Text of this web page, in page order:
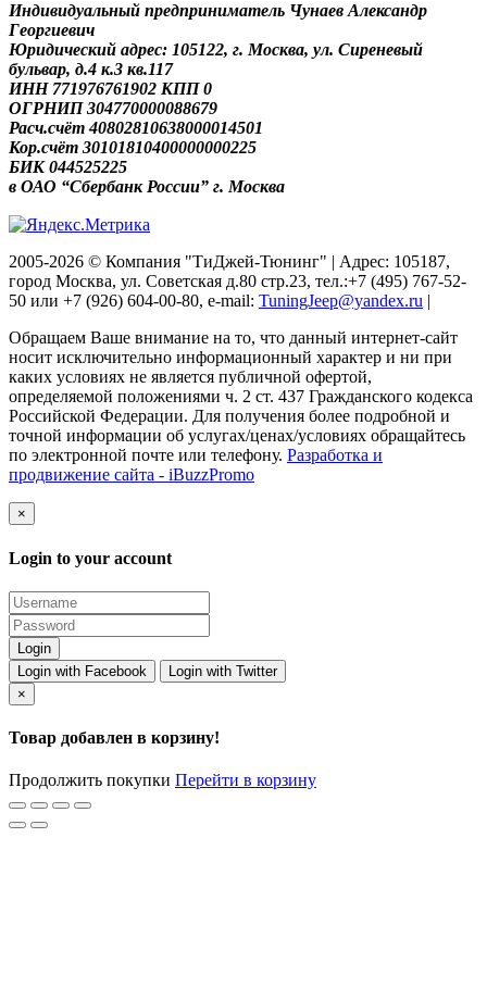
Индивидуальный предприниматель Чунаев Александр
Георгиевич
Юридический адрес: 105122, г. Москва, ул. Сиреневый
бульвар, д.4 к.3 кв.117
ИНН 771976761902 КПП 0
ОГРНИП 304770000088679
Расч.счёт 40802810638000014501
Кор.счёт 30101810400000000225
БИК 044525225
в ОАО “Сбербанк России” г. Москва
2005-2026 © Компания "ТиДжей-Тюнинг" | Адрес: 105187,
город Москва, ул. Советская д.80 стр.23, тел.:+7 (495) 767-52-
50 или +7 (926) 604-00-80, e-mail: TuningJeep@yandex.ru |
Обращаем Ваше внимание на то, что данный интернет-сайт
носит исключительно информационный характер и ни при
каких условиях не является публичной офертой,
определяемой положениями ч. 2 ст. 437 Гражданского кодекса
Российской Федерации. Для получения более подробной и
точной информации об услугах/ценах/условиях обращайтесь
по электронной почте или телефону. Разработка и
продвижение сайта - iBuzzPromo
×
Login to your account
Login with Facebook
Login with Twitter
×
Товар добавлен в корзину!
Продолжить покупки Перейти в корзину